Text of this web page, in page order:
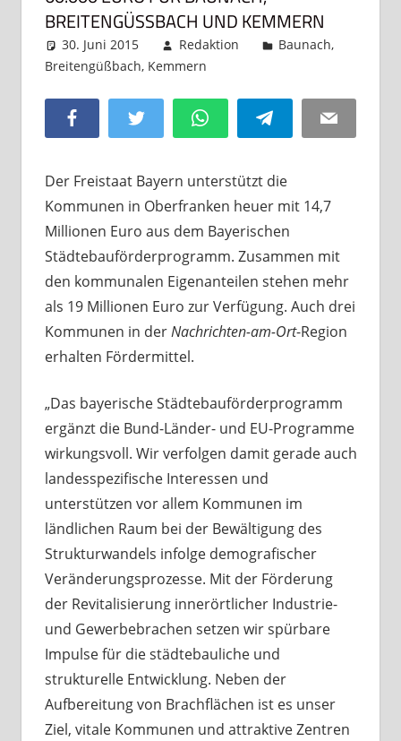
BREITENGÜSSBACH UND KEMMERN
30. Juni 2015 Redaktion Baunach,
Breitengüßbach, Kemmern
Facebook Twitter WhatsAppTelegram Email
Der Freistaat Bayern unterstützt die
Kommunen in Oberfranken heuer mit 14,7
Millionen Euro aus dem Bayerischen
Städtebauförderprogramm. Zusammen mit
den kommunalen Eigenanteilen stehen mehr
als 19 Millionen Euro zur Verfügung. Auch drei
Kommunen in derNachrichten-am-Ort-Region
erhalten Fördermittel.
„Das bayerische Städtebauförderprogramm
ergänzt die Bund-Länder- und EU-Programme
wirkungsvoll. Wir verfolgen damit gerade auch
landesspezifische Interessen und
unterstützen vor allem Kommunen im
ländlichen Raum bei der Bewältigung des
Strukturwandels infolge demografischer
Veränderungsprozesse. Mit der Förderung
der Revitalisierung innerörtlicher Industrie-
und Gewerbebrachen setzen wir spürbare
Impulse für die städtebauliche und
strukturelle Entwicklung. Neben der
Aufbereitung von Brachflächen ist es unser
Ziel, vitale Kommunen und attraktive Zentren